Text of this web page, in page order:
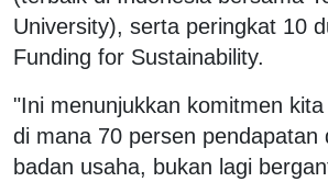
University), serta peringkat 10
Funding for Sustainability.
"Ini menunjukkan komitmen
di mana 70 persen pendapatan
badan usaha, bukan lagi